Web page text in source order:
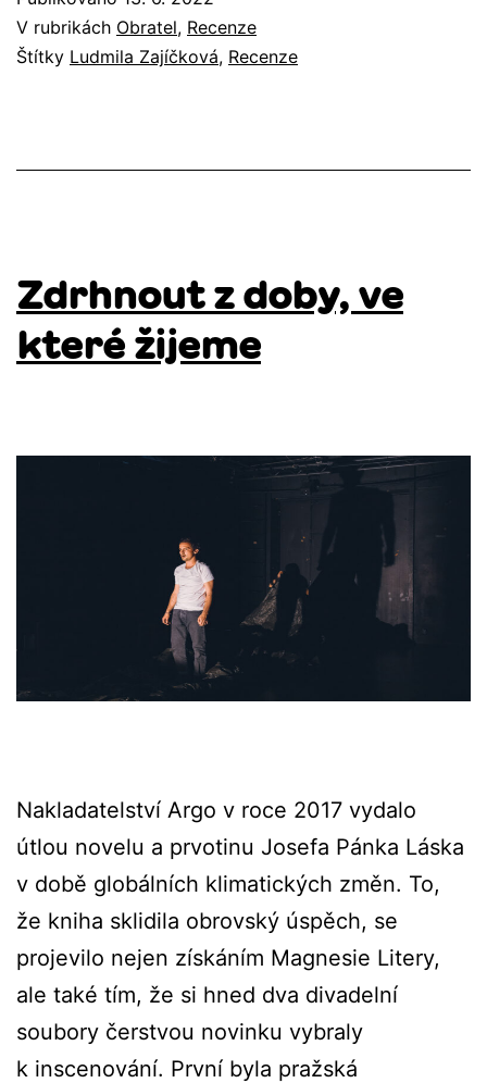
V rubrikách Obratel, Recenze
Štítky Ludmila Zajíčková, Recenze
Zdrhnout z doby, ve
které žijeme
Nakladatelství Argo v roce 2017 vydalo
útlou novelu a prvotinu Josefa Pánka Láska
v době globálních klimatických změn. To,
že kniha sklidila obrovský úspěch, se
projevilo nejen získáním Magnesie Litery,
ale také tím, že si hned dva divadelní
soubory čerstvou novinku vybraly
k inscenování. První byla pražská